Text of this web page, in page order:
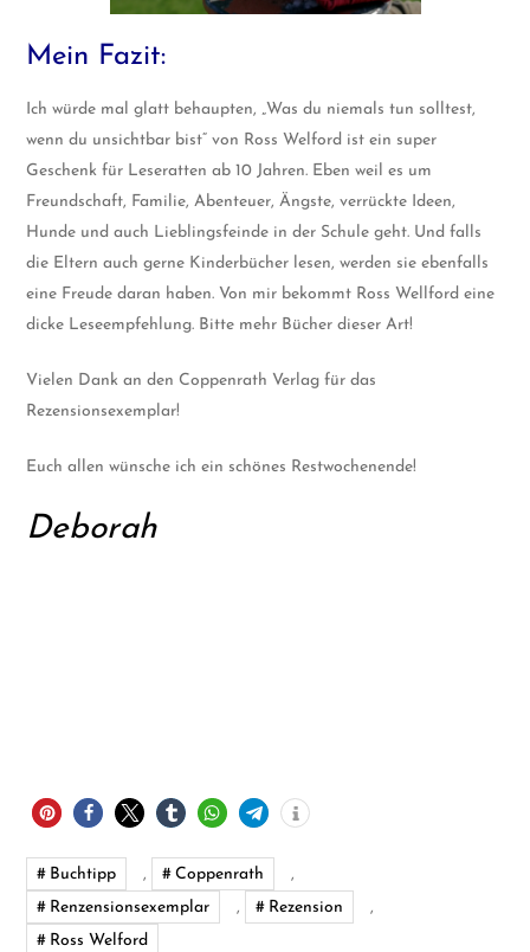
Mein Fazit:
Ich würde mal glatt behaupten, „Was du niemals tun solltest,
wenn du unsichtbar bist“ von Ross Welford ist ein super
Geschenk für Leseratten ab 10 Jahren. Eben weil es um
Freundschaft, Familie, Abenteuer, Ängste, verrückte Ideen,
Hunde und auch Lieblingsfeinde in der Schule geht. Und falls
die Eltern auch gerne Kinderbücher lesen, werden sie ebenfalls
eine Freude daran haben. Von mir bekommt Ross Wellford eine
dicke Leseempfehlung. Bitte mehr Bücher dieser Art!
Vielen Dank an den Coppenrath Verlag für das
Rezensionsexemplar!
Euch allen wünsche ich ein schönes Restwochenende!
Deborah
Buchtipp , Coppenrath
,
Renzensionsexemplar
, Rezension
,
Ross Welford